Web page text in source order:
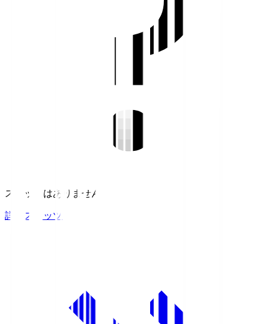
スタッツはありません。
詳細スタッツ